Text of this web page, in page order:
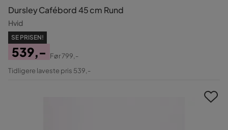
Dursley Cafébord 45 cm Rund
Hvid
SE PRISEN!
Pris
539,-
Original
Før799,-
Tidligere laveste pris 539,-